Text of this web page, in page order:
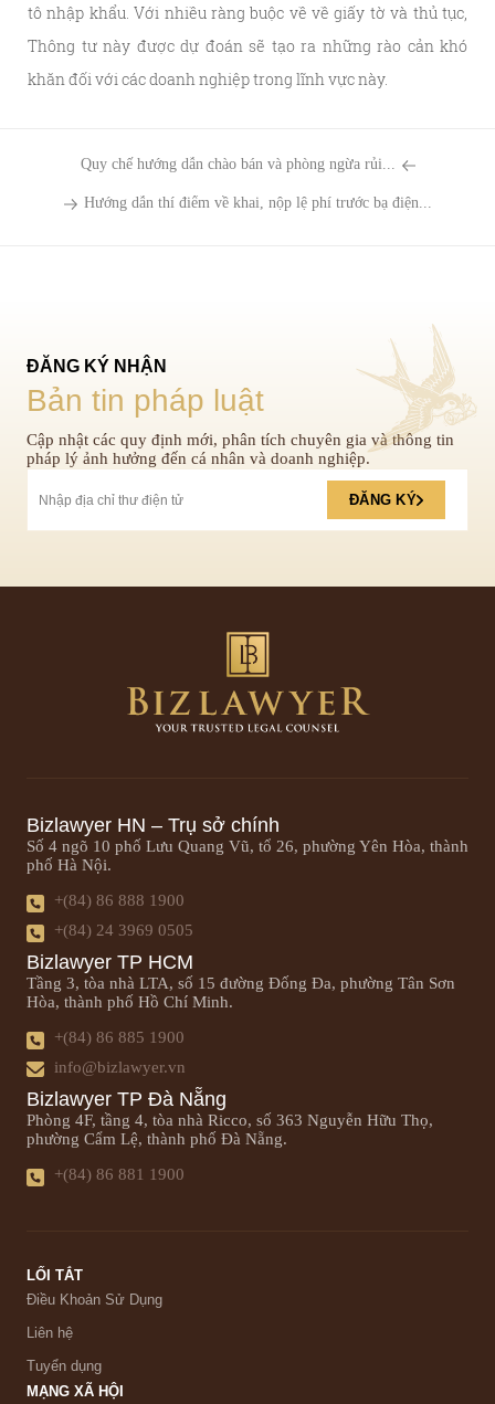
tô nhập khẩu. Với nhiều ràng buộc về về giấy tờ và thủ tục,
Thông tư này được dự đoán sẽ tạo ra những rào cản khó
khăn đối với các doanh nghiệp trong lĩnh vực này.
Quy chế hướng dẫn chào bán và phòng ngừa rủi...
Hướng dẫn thí điểm về khai, nộp lệ phí trước bạ điện...
ĐĂNG KÝ NHẬN
Bản tin pháp luật
Cập nhật các quy định mới, phân tích chuyên gia và thông tin
pháp lý ảnh hưởng đến cá nhân và doanh nghiệp.
ĐĂNG KÝ
Bizlawyer HN – Trụ sở chính
Số 4 ngõ 10 phố Lưu Quang Vũ, tổ 26, phường Yên Hòa, thành
phố Hà Nội.
+(84) 86 888 1900
+(84) 24 3969 0505
Bizlawyer TP HCM
Tầng 3, tòa nhà LTA, số 15 đường Đống Đa, phường Tân Sơn
Hòa, thành phố Hồ Chí Minh.
+(84) 86 885 1900
info@bizlawyer.vn
Bizlawyer TP Đà Nẵng
Phòng 4F, tầng 4, tòa nhà Ricco, số 363 Nguyễn Hữu Thọ,
phường Cẩm Lệ, thành phố Đà Nẵng.
+(84) 86 881 1900
LỐI TẮT
Điều Khoản Sử Dụng
Liên hệ
Tuyển dụng
MẠNG XÃ HỘI